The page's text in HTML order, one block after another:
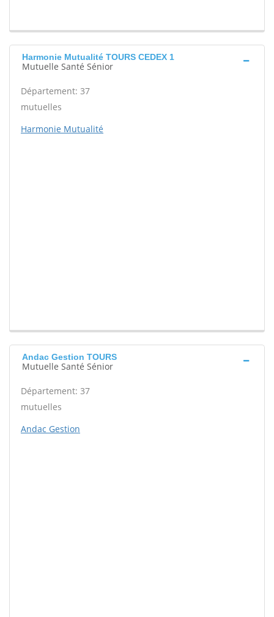
Harmonie Mutualité TOURS CEDEX 1
Mutuelle Santé Sénior
Département: 37
mutuelles
Harmonie Mutualité
Andac Gestion TOURS
Mutuelle Santé Sénior
Département: 37
mutuelles
Andac Gestion